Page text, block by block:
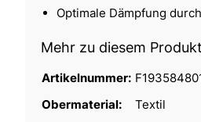
Optimale Dämpfung
Mehr zu diesem
Artikelnummer:
Obermaterial:
Textil